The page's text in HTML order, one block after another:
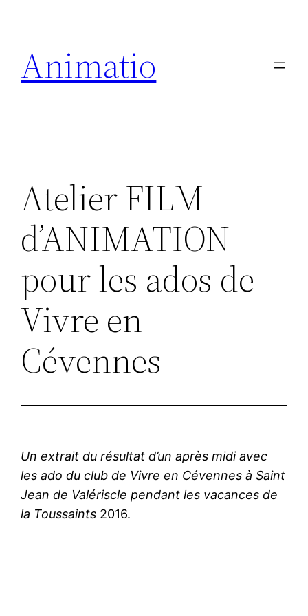
Animatio
Atelier FILM
d’ANIMATION
pour les ados de
Vivre en
Cévennes
Un extrait du résultat d’un après midi avec
les ado du club de Vivre en Cévennes à Saint
Jean de Valériscle pendant les vacances de
la Toussaints 2016.